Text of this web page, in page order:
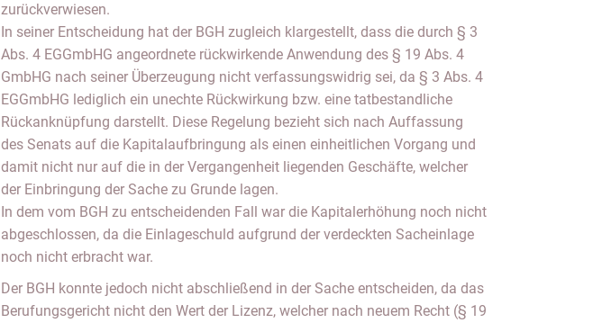
zurückverwiesen.
In seiner Entscheidung hat der BGH zugleich klargestellt, dass die durch § 3
Abs. 4 EGGmbHG angeordnete rückwirkende Anwendung des § 19 Abs. 4
GmbHG nach seiner Überzeugung nicht verfassungswidrig sei, da § 3 Abs. 4
EGGmbHG lediglich ein unechte Rückwirkung bzw. eine tatbestandliche
Rückanknüpfung darstellt. Diese Regelung bezieht sich nach Auffassung
des Senats auf die Kapitalaufbringung als einen einheitlichen Vorgang und
damit nicht nur auf die in der Vergangenheit liegenden Geschäfte, welcher
der Einbringung der Sache zu Grunde lagen.
In dem vom BGH zu entscheidenden Fall war die Kapitalerhöhung noch nicht
abgeschlossen, da die Einlageschuld aufgrund der verdeckten Sacheinlage
noch nicht erbracht war.
Der BGH konnte jedoch nicht abschließend in der Sache entscheiden, da das
Berufungsgericht nicht den Wert der Lizenz, welcher nach neuem Recht (§ 19